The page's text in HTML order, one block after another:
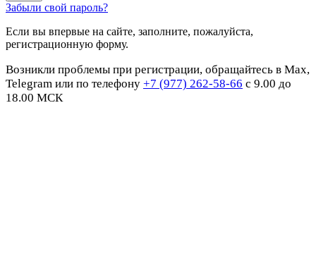
Забыли свой пароль?
Если вы впервые на сайте, заполните, пожалуйста,
регистрационную форму.
Возникли проблемы при регистрации, обращайтесь в Max,
Telegram или по телефону +7 (977) 262-58-66 с 9.00 до
18.00 МСК